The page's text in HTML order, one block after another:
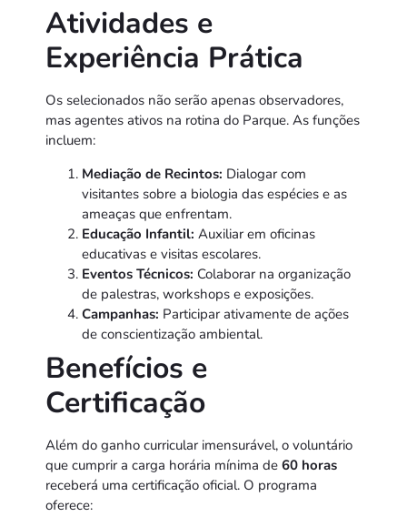
Atividades e
Experiência Prática
Os selecionados não serão apenas observadores,
mas agentes ativos na rotina do Parque. As funções
incluem:
Mediação de Recintos: Dialogar com
visitantes sobre a biologia das espécies e as
ameaças que enfrentam.
Educação Infantil: Auxiliar em oficinas
educativas e visitas escolares.
Eventos Técnicos: Colaborar na organização
de palestras, workshops e exposições.
Campanhas: Participar ativamente de ações
de conscientização ambiental.
Benefícios e
Certificação
Além do ganho curricular imensurável, o voluntário
que cumprir a carga horária mínima de 60 horas
receberá uma certificação oficial. O programa
oferece: